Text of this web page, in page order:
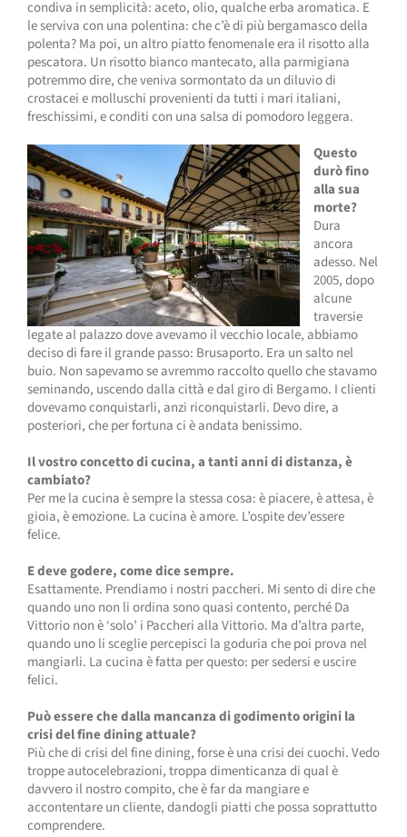
condiva in semplicità: aceto, olio, qualche erba aromatica. E
le serviva con una polentina: che c’è di più bergamasco della
polenta? Ma poi, un altro piatto fenomenale era il risotto alla
pescatora. Un risotto bianco mantecato, alla parmigiana
potremmo dire, che veniva sormontato da un diluvio di
crostacei e molluschi provenienti da tutti i mari italiani,
freschissimi, e conditi con una salsa di pomodoro leggera.
Questo
durò fino
alla sua
morte?
Dura
ancora
adesso. Nel
2005, dopo
alcune
traversie
legate al palazzo dove avevamo il vecchio locale, abbiamo
deciso di fare il grande passo: Brusaporto. Era un salto nel
buio. Non sapevamo se avremmo raccolto quello che stavamo
seminando, uscendo dalla città e dal giro di Bergamo. I clienti
dovevamo conquistarli, anzi riconquistarli. Devo dire, a
posteriori, che per fortuna ci è andata benissimo.
Il vostro concetto di cucina, a tanti anni di distanza, è
cambiato?
Per me la cucina è sempre la stessa cosa: è piacere, è attesa, è
gioia, è emozione. La cucina è amore. L’ospite dev’essere
felice.
E deve godere, come dice sempre.
Esattamente. Prendiamo i nostri paccheri. Mi sento di dire che
quando uno non li ordina sono quasi contento, perché Da
Vittorio non è ‘solo’ i Paccheri alla Vittorio. Ma d’altra parte,
quando uno li sceglie percepisci la goduria che poi prova nel
mangiarli. La cucina è fatta per questo: per sedersi e uscire
felici.
Può essere che dalla mancanza di godimento origini la
crisi del fine dining attuale?
Più che di crisi del fine dining, forse è una crisi dei cuochi. Vedo
troppe autocelebrazioni, troppa dimenticanza di qual è
davvero il nostro compito, che è far da mangiare e
accontentare un cliente, dandogli piatti che possa soprattutto
comprendere.